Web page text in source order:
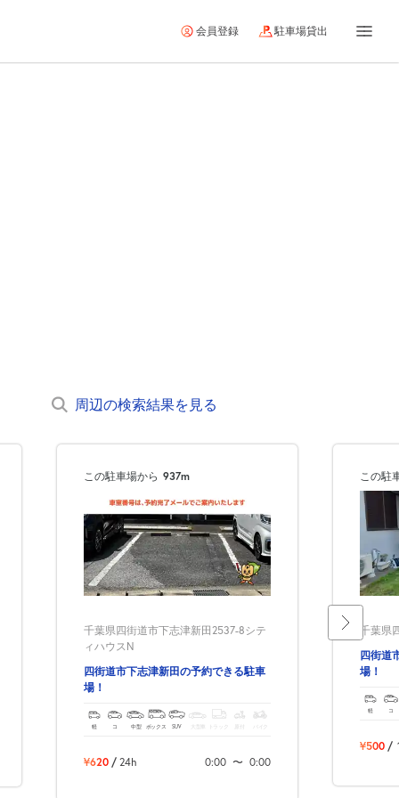
会員登録 駐車場貸出
周辺の検索結果を見る
この駐車場から 937m
千葉県四街道市下志津新田2537-8シテ
ィハウスN
四街道市下志津新田の予約できる駐車
場！
軽 コ 中型 ボックス SUV トラック バイク
¥620 / 24h 0:00 〜 0:00
この駐
千葉県
四街道
場！
軽 コ
¥500 /